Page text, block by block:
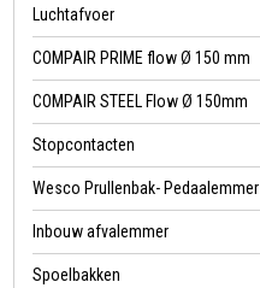
Luchtafvoer
COMPAIR PRIME flow Ø 150 mm
COMPAIR STEEL Flow Ø 150mm
Stopcontacten
Wesco Prullenbak- Pedaalemmer
Inbouw afvalemmer
Spoelbakken